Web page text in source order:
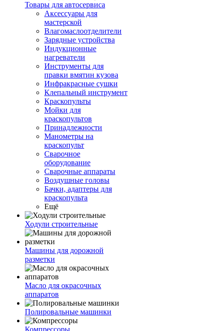
Товары для автосервиса
Аксессуары для
мастерской
Влагомаслоотделители
Зарядные устройства
Индукционные
нагреватели
Инструменты для
правки вмятин кузова
Инфракрасные сушки
Клепальный инструмент
Краскопульты
Мойки для
краскопультов
Принадлежности
Манометры на
краскопульт
Сварочное
оборудование
Сварочные аппараты
Воздушные головы
Бачки, адаптеры для
краскопульта
Ещё
Ходули строительные
Машины для дорожной
разметки
Масло для окрасочных
аппаратов
Полировальные машинки
Компрессоры